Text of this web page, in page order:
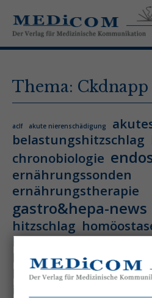
Thema: Ckdnapp
aclf akute nierenschädigung
belastungshitzschlag
chronobiologie
ernährungssonden
ernährungstherapie
gastro&hepa-news
hitzschlag
hämatologie
hämatologische
hämodynamische
immundysfunktion